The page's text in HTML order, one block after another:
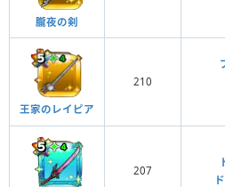
朧夜の剣
王家のレイピア
210
207